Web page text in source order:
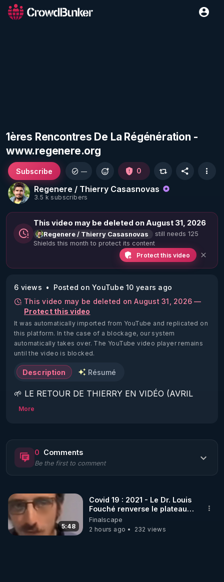
1ères Rencontres De La Régénération -
www.regenere.org
Regenere / Thierry Casasnovas
3.5 k subscribers
Subscribe — 0
This video may be deleted on August 31, 2026
Regenere / Thierry Casasnovas
still needs 125
Shields this month to protect its content
Protect this video
6 views
Posted on YouTube 10 years ago
This video may be deleted on August 31, 2026 —
Protect this video
It was automatically imported from YouTube and replicated on
this platform. In the case of a blockage, our system
automatically takes over. The YouTube video player remains
until the video is blocked.
Description Résumé
🌱 LE RETOUR DE THIERRY EN VIDÉO (AVRIL
2022)!
https://www.rgnr.fr/presentation.html
🌱 LE MAGAZINE RÉGÉNÈRE
🌱 LA BOUTIQUE DU MAGAZINE
Pour obtenir les anciens numéros que vous avez
More
0 Comments
Be the first to comment
5:48
Covid 19 : 2021 - Le Dr. Louis
Fouché renverse le plateau
de CNews !
Finalscape
2 hours ago
232 views